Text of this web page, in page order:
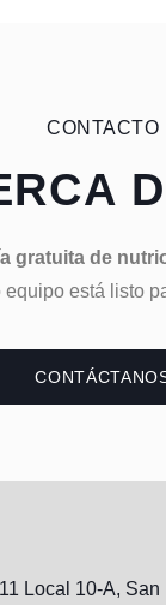
CONTACTO
gratuita de
equipo está listo
Local 10-A,